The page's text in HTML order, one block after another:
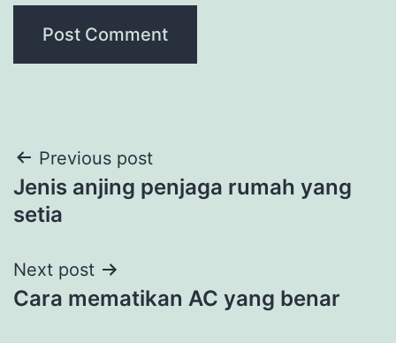
Post
navigation
Previous post
Jenis anjing penjaga rumah yang
setia
Next post
Cara mematikan AC yang benar